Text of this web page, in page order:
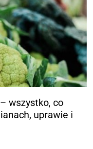
wszystko, co
uprawie i